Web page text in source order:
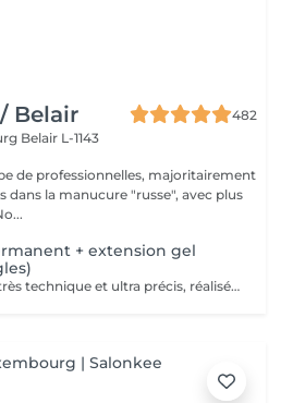
Belair
482
Belair L-1143
de professionnelles, majoritairement
dans la manucure "russe", avec plus
d'expérience. No...
+ extension gel
Soin complet premium très technique et ultra précis, réalisé principalement à la ponceuse afin d'obtenir un contour d'ongle parfaitement net et une application du vernis au plus près, voire légèrement sous la cuticule. Cette technique permet de retarder visuellement la repousse d'environ 10 jours. Résultat visuel : -Ongles extrêmement soignés, contours nets, forme impeccable -Effet Instagram / photo studio : propre, précis, sans petites peaux apparentes Pendant ce service, nous augmenterons également la longueur de vos ongles en utilisant du gel spécialisé, garantissant un résultat naturel et magnifique. Cette 'EXTENSION' ne nécessite qu'une seule intervention, après quoi les rendez-vous ultérieurs seront désignés comme 'Manucure + vernis semi-permanent + renforcement gel (ongles longs ou cassants)'. -Tenue moyenne : Jusqu'à 4 semaines !!!! Contenu de la prestation : -Dépose de l'ancien vernis semi-permanent et/ou gel (si besoin, déjà inclus dans ce prix/service) -Préparation très minutieuse de la plaque de l'ongle -Elimination des peaux mortes -Façonner et limer les ongles -Traitement délicat des cuticules -Extension et renforcement des ongles en gel -Correction de la forme de l'ongle -Application du vernis semi-permanent -Application d'huile pour cuticules et de crème pour les main Optionnel : -EXTENSION longueur supérieure au 4ème marquage -> +20€ (réservez svp "AVEC décoration complexe" dans ce cas) -Prix par ongle pour décoration jusqu'à 5 ongles (réservez svp "AVEC décoration simple" dans ce cas) +3€ par ongle -Prix pour décoration simple (French, Chrome, Baby Boomer, Cat Eyes, Stickers, Foil) 6-10 ongles -> +20€ -Prix pour décoration complexe (3D, Dessins à la mains, Stamping, French avec Chrome, Baby Boomer avec Chrome, French avec Cat Eyes) 6-10 ongles -> +30€